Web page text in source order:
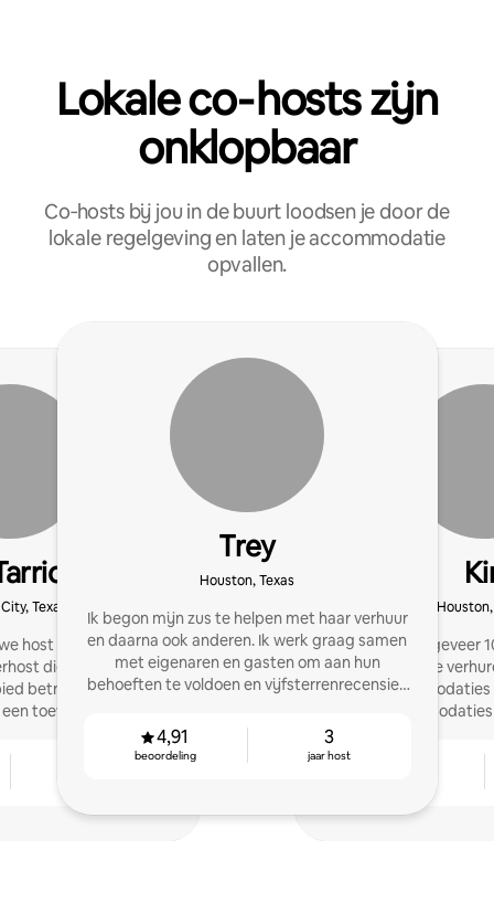
Lokale co‑hosts zijn
onklopbaar
Co‑hosts bij jou in de buurt loodsen je door de
lokale regelgeving en laten je accommodatie
opvallen.
Texas
host bent of een
die op zoek is naar
betrouwbaarheid,
toewijding aan
Trey
Houston, Texas
Ik begon mijn zus te helpen met haar verhuur
en daarna ook anderen. Ik werk graag samen
met eigenaren en gasten om aan hun
behoeften te voldoen en vijfsterrenrecensies
4,91
beoordeling
3
jaar host
Ik begon ongeveer
logeerkamer te
accommodaties